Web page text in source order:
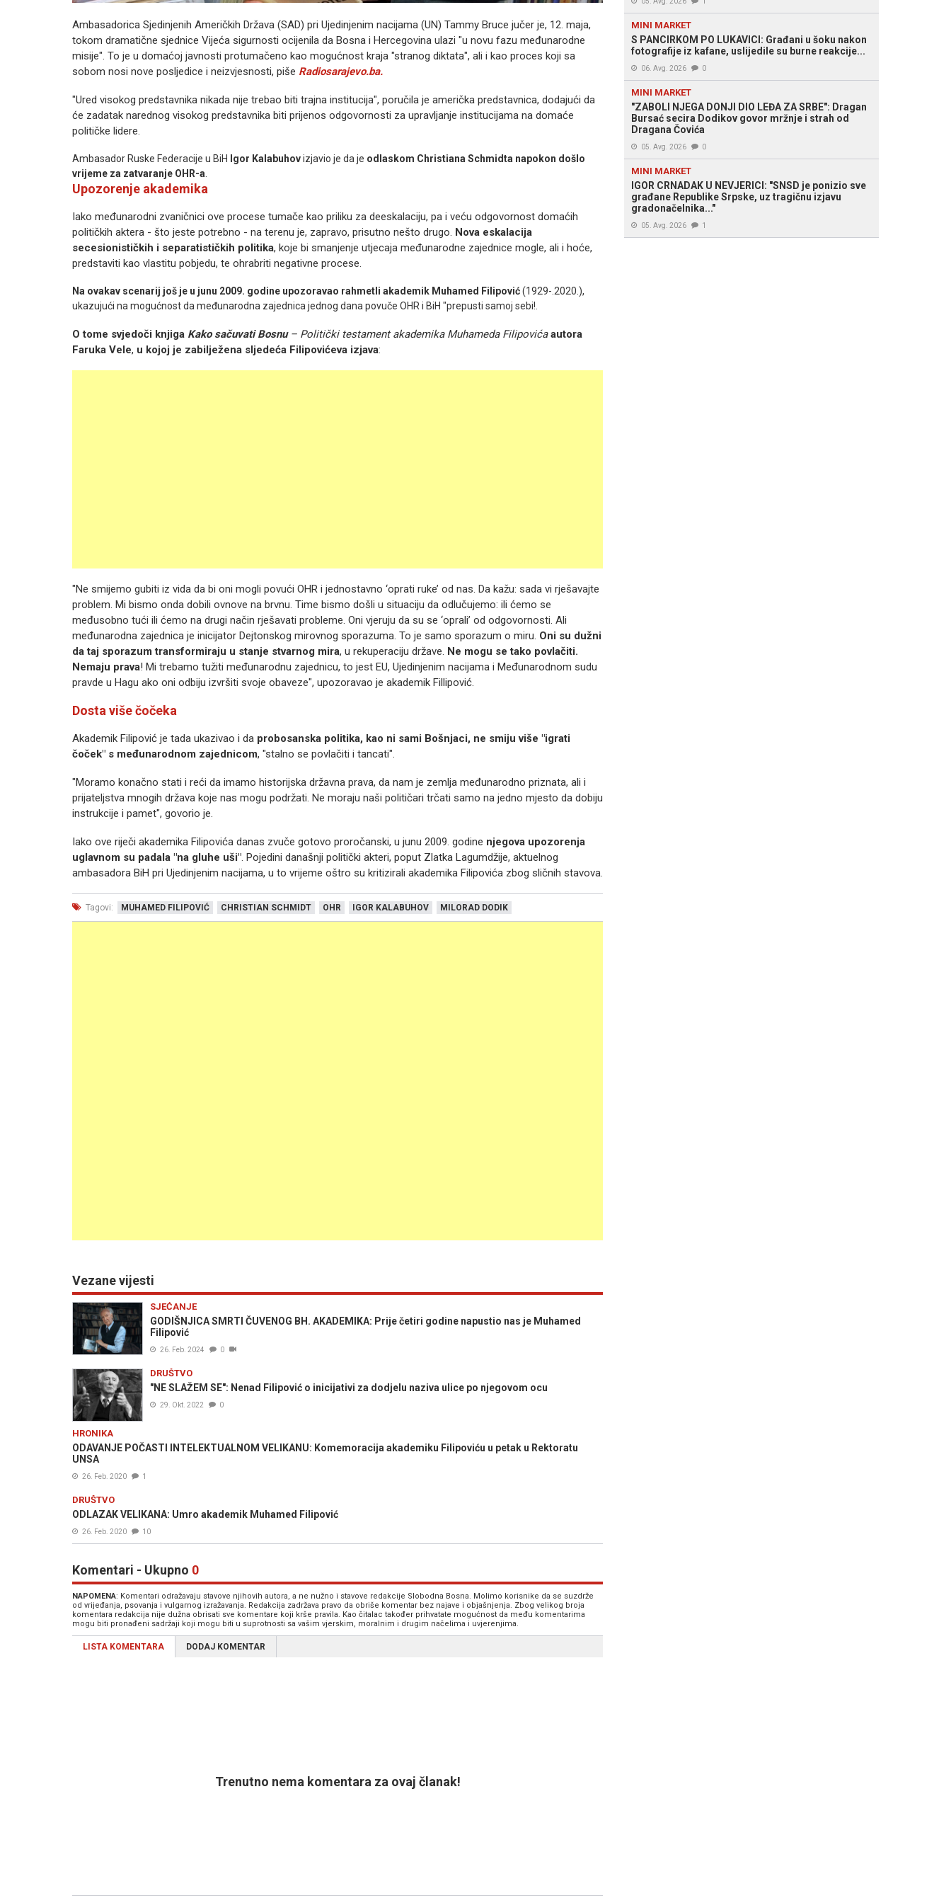
Ambasadorica Sjedinjenih Američkih Država (SAD) pri Ujedinjenim nacijama (UN) Tammy Bruce jučer je, 12. maja,
tokom dramatične sjednice Vijeća sigurnosti ocijenila da Bosna i Hercegovina ulazi "u novu fazu međunarodne
misije". To je u domaćoj javnosti protumačeno kao mogućnost kraja "stranog diktata", ali i kao proces koji sa
sobom nosi nove posljedice i neizvjesnosti, piše Radiosarajevo.ba.
"Ured visokog predstavnika nikada nije trebao biti trajna institucija", poručila je američka predstavnica, dodajući da
će zadatak narednog visokog predstavnika biti prijenos odgovornosti za upravljanje institucijama na domaće
političke lidere.
Ambasador Ruske Federacije u BiH Igor Kalabuhovizjavio je da je odlaskom Christiana Schmidta napokon došlo
vrijeme za zatvaranje OHR-a
Upozorenje akademika
Iako međunarodni zvaničnici ove procese tumače kao priliku za deeskalaciju, pa i veću odgovornost domaćih
političkih aktera - što jeste potrebno - na terenu je, zapravo, prisutno nešto drugo. Nova eskalacija
secesionističkih i separatističkih politika, koje bi smanjenje utjecaja međunarodne zajednice mogle, ali i hoće,
predstaviti kao vlastitu pobjedu, te ohrabriti negativne procese.
Na ovakav scenarij još je u junu 2009. godine upozoravao rahmetli akademik Muhamed Filipović(1929-.2020.),
ukazujući na mogućnost da međunarodna zajednica jednog dana povuče OHR i BiH "prepusti samoj sebi!.
O tome svjedoči knjiga Kako sačuvati Bosnu– Politički testament akademika Muhameda Filipovića autora
Faruka Vele, u kojoj je zabilježena sljedeća Filipovićeva izjava:
"Ne smijemo gubiti iz vida da bi oni mogli povući OHR i jednostavno ‘oprati ruke’ od nas. Da kažu: sada vi rješavajte
problem. Mi bismo onda dobili ovnove na brvnu. Time bismo došli u situaciju da odlučujemo: ili ćemo se
međusobno tući ili ćemo na drugi način rješavati probleme. Oni vjeruju da su se ‘oprali’ od odgovornosti. Ali
međunarodna zajednica je inicijator Dejtonskog mirovnog sporazuma. To je samo sporazum o miru. Oni su dužni
da taj sporazum transformiraju u stanje stvarnog mira, u rekuperaciju države. Ne mogu se tako povlačiti.
Nemaju prava! Mi trebamo tužiti međunarodnu zajednicu, to jest EU, Ujedinjenim nacijama i Međunarodnom sudu
pravde u Hagu ako oni odbiju izvršiti svoje obaveze", upozoravao je akademik Fillipović.
Dosta više čočeka
Akademik Filipović je tada ukazivao i da probosanska politika, kao ni sami Bošnjaci, ne smiju više "igrati
čoček" s međunarodnom zajednicom, "stalno se povlačiti i tancati".
"Moramo konačno stati i reći da imamo historijska državna prava, da nam je zemlja međunarodno priznata, ali i
prijateljstva mnogih država koje nas mogu podržati. Ne moraju naši političari trčati samo na jedno mjesto da dobiju
instrukcije i pamet", govorio je.
Iako ove riječi akademika Filipovića danas zvuče gotovo proročanski, u junu 2009. godine njegova upozorenja
uglavnom su padala "na gluhe uši". Pojedini današnji politički akteri, poput Zlatka Lagumdžije, aktuelnog
ambasadora BiH pri Ujedinjenim nacijama, u to vrijeme oštro su kritizirali akademika Filipovića zbog sličnih stavova.
Tagovi: MUHAMED FILIPOVIĆ CHRISTIAN SCHMIDT OHR IGOR KALABUHOV MILORAD DODIK
Vezane vijesti
SJEĆANJE
GODIŠNJICA SMRTI ČUVENOG BH. AKADEMIKA: Prije četiri godine napustio nas je Muhamed
Filipović
26. Feb. 2024 0
DRUŠTVO
"NE SLAŽEM SE": Nenad Filipović o inicijativi za dodjelu naziva ulice po njegovom ocu
29. Okt. 2022 0
HRONIKA
ODAVANJE POČASTI INTELEKTUALNOM VELIKANU: Komemoracija akademiku Filipoviću u petak u Rektoratu
UNSA
26. Feb. 2020 1
DRUŠTVO
ODLAZAK VELIKANA: Umro akademik Muhamed Filipović
26. Feb. 2020 10
Komentari - Ukupno 0
NAPOMENA: Komentari odražavaju stavove njihovih autora, a ne nužno i stavove redakcije Slobodna Bosna. Molimo korisnike da se suzdrže
od vrijeđanja, psovanja i vulgarnog izražavanja. Redakcija zadržava pravo da obriše komentar bez najave i objašnjenja. Zbog velikog broja
komentara redakcija nije dužna obrisati sve komentare koji krše pravila. Kao čitalac također prihvatate mogućnost da među komentarima
mogu biti pronađeni sadržaji koji mogu biti u suprotnosti sa vašim vjerskim, moralnim i drugim načelima i uvjerenjima.
LISTA KOMENTARA DODAJ KOMENTAR
Trenutno nema komentara za ovaj članak!
MINI MARKET
S PANCIRKOM PO LUKAVICI: Građani u šoku nakon
fotografije iz kafane, uslijedile su burne reakcije...
06. Avg. 2026 0
MINI MARKET
"ZABOLI NJEGA DONJI DIO LEĐA ZA SRBE": Dragan
Bursać secira Dodikov govor mržnje i strah od
Dragana Čovića
05. Avg. 2026 0
MINI MARKET
IGOR CRNADAK U NEVJERICI: "SNSD je ponizio sve
građane Republike Srpske, uz tragičnu izjavu
gradonačelnika..."
05. Avg. 2026 1